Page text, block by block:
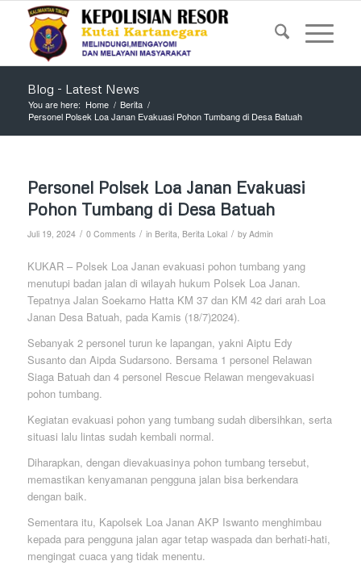
Blog - Latest News
You are here: Home / Berita /
Personel Polsek Loa Janan Evakuasi Pohon Tumbang di Desa Batuah
Personel Polsek Loa Janan Evakuasi
Pohon Tumbang di Desa Batuah
Juli 19, 2024 / 0 Comments / in Berita, Berita Lokal / by Admin
KUKAR – Polsek Loa Janan evakuasi pohon tumbang yang
menutupi badan jalan di wilayah hukum Polsek Loa Janan.
Tepatnya Jalan Soekarno Hatta KM 37 dan KM 42 dari arah Loa
Janan Desa Batuah, pada Kamis (18/7)2024).
Sebanyak 2 personel turun ke lapangan, yakni Aiptu Edy
Susanto dan Aipda Sudarsono. Bersama 1 personel Relawan
Siaga Batuah dan 4 personel Rescue Relawan mengevakuasi
pohon tumbang.
Kegiatan evakuasi pohon yang tumbang sudah dibersihkan, serta
situasi lalu lintas sudah kembali normal.
Diharapkan, dengan dievakuasinya pohon tumbang tersebut,
memastikan kenyamanan pengguna jalan bisa berkendara
dengan baik.
Sementara itu, Kapolsek Loa Janan AKP Iswanto menghimbau
kepada para pengguna jalan agar tetap waspada dan berhati-hati,
mengingat cuaca yang tidak menentu.